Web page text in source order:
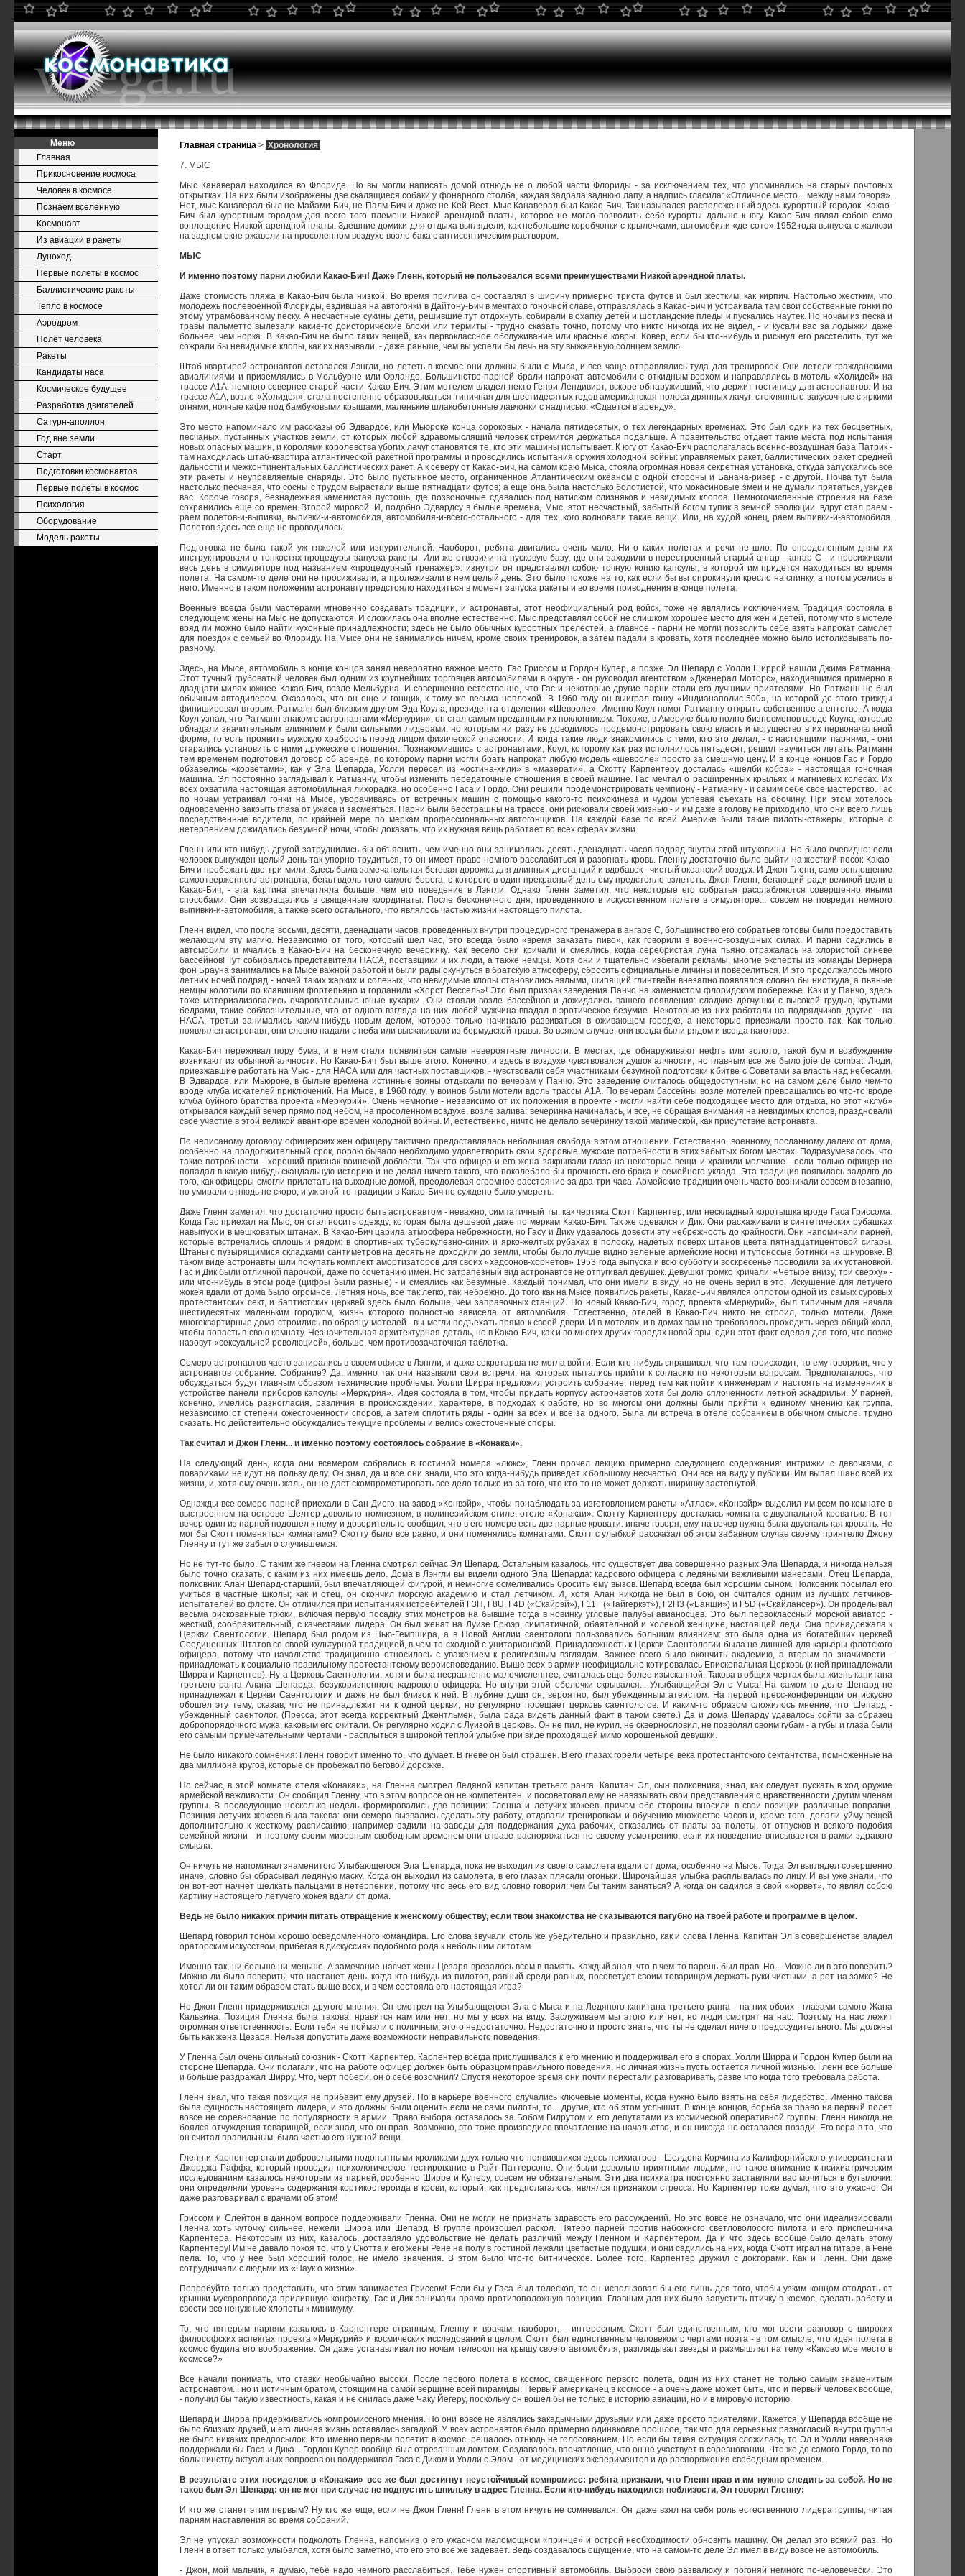
Меню
Главная
Прикосновение космоса
Человек в космосе
Познаем вселенную
Космонавт
Из авиации в ракеты
Луноход
Первые полеты в космос
Баллистические ракеты
Тепло в космосе
Аэродром
Полёт человека
Ракеты
Кандидаты наса
Космическое будущее
Разработка двигателей
Сатурн-аполлон
Год вне земли
Старт
Подготовки космонавтов
Первые полеты в космос
Психология
Оборудование
Модель ракеты
Главная страница > Хронология
7. МЫС
Мыс Канаверал находился во Флориде. Но вы могли написать домой отнюдь не о любой части Флориды - за исключением тех, что упоминались на старых почтовых
открытках. На них были изображены две скалящиеся собаки у фонарного столба, каждая задрала заднюю лапу, а надпись гласила: «Отличное место... между нами говоря».
Нет, мыс Канаверал был не Майами-Бич, не Палм-Бич и даже не Кей-Вест. Мыс Канаверал был Какао-Бич. Так назывался расположенный здесь курортный городок. Какао-
Бич был курортным городом для всего того племени Низкой арендной платы, которое не могло позволить себе курорты дальше к югу. Какао-Бич являл собою само
воплощение Низкой арендной платы. Здешние домики для отдыха выглядели, как небольшие коробчонки с крылечками; автомобили «де сото» 1952 года выпуска с жалюзи
на заднем окне ржавели на просоленном воздухе возле бака с антисептическим раствором.
МЫС
И именно поэтому парни любили Какао-Бич! Даже Гленн, который не пользовался всеми преимуществами Низкой арендной платы.
Даже стоимость пляжа в Какао-Бич была низкой. Во время прилива он составлял в ширину примерно триста футов и был жестким, как кирпич. Настолько жестким, что
молодежь послевоенной Флориды, ездившая на автогонки в Дайтону-Бич в мечтах о гоночной славе, отправлялась в Какао-Бич и устраивала там свои собственные гонки по
этому утрамбованному песку. А несчастные сукины дети, решившие тут отдохнуть, собирали в охапку детей и шотландские пледы и пускались наутек. По ночам из песка и
травы пальметто вылезали какие-то доисторические блохи или термиты - трудно сказать точно, потому что никто никогда их не видел, - и кусали вас за лодыжки даже
больнее, чем норка. В Какао-Бич не было таких вещей, как первоклассное обслуживание или красные ковры. Ковер, если бы кто-нибудь и рискнул его расстелить, тут же
сожрали бы невидимые клопы, как их называли, - даже раньше, чем вы успели бы лечь на эту выжженную солнцем землю.
Штаб-квартирой астронавтов оставался Лэнгли, но лететь в космос они должны были с Мыса, и все чаще отправлялись туда для тренировок. Они летели гражданскими
авиалиниями и приземлялись в Мельбурне или Орландо. Большинство парней брали напрокат автомобили с откидным верхом и направлялись в мотель «Холидей» на
трассе А1А, немного севернее старой части Какао-Бич. Этим мотелем владел некто Генри Лендивирт, вскоре обнаруживший, что держит гостиницу для астронавтов. И на
трассе А1А, возле «Холидея», стала постепенно образовываться типичная для шестидесятых годов американская полоса дрянных лачуг: стеклянные закусочные с яркими
огнями, ночные кафе под бамбуковыми крышами, маленькие шлакобетонные лавчонки с надписью: «Сдается в аренду».
Это место напоминало им рассказы об Эдвардсе, или Мьюроке конца сороковых - начала пятидесятых, о тех легендарных временах. Это был один из тех бесцветных,
песчаных, пустынных участков земли, от которых любой здравомыслящий человек стремится держаться подальше. А правительство отдает такие места под испытания
новых опасных машин, и королями королевства убогих лачуг становятся те, кто эти машины испытывает. К югу от Какао-Бич располагалась военно-воздушная база Патрик -
там находилась штаб-квартира атлантической ракетной программы и проводились испытания оружия холодной войны: управляемых ракет, баллистических ракет средней
дальности и межконтинентальных баллистических ракет. А к северу от Какао-Бич, на самом краю Мыса, стояла огромная новая секретная установка, откуда запускались все
эти ракеты и неуправляемые снаряды. Это было пустынное место, ограниченное Атлантическим океаном с одной стороны и Банана-ривер - с другой. Почва тут была
настолько песчаная, что сосны с трудом вырастали выше пятнадцати футов; а еще она была настолько болотистой, что мокасиновые змеи и не думали прятаться, увидев
вас. Короче говоря, безнадежная каменистая пустошь, где позвоночные сдавались под натиском слизняков и невидимых клопов. Немногочисленные строения на базе
сохранились еще со времен Второй мировой. И, подобно Эдвардсу в былые времена, Мыс, этот несчастный, забытый богом тупик в земной эволюции, вдруг стал раем -
раем полетов-и-выпивки, выпивки-и-автомобиля, автомобиля-и-всего-остального - для тех, кого волновали такие вещи. Или, на худой конец, раем выпивки-и-автомобиля.
Полетов здесь все еще не проводилось.
Подготовка не была такой уж тяжелой или изнурительной. Наоборот, ребята двигались очень мало. Ни о каких полетах и речи не шло. По определенным дням их
инструктировали о тонкостях процедуры запуска ракеты. Или же отвозили на пусковую базу, где они заходили в перестроенный старый ангар - ангар С - и просиживали
весь день в симуляторе под названием «процедурный тренажер»: изнутри он представлял собою точную копию капсулы, в которой им придется находиться во время
полета. На самом-то деле они не просиживали, а пролеживали в нем целый день. Это было похоже на то, как если бы вы опрокинули кресло на спинку, а потом уселись в
него. Именно в таком положении астронавту предстояло находиться в момент запуска ракеты и во время приводнения в конце полета.
Военные всегда были мастерами мгновенно создавать традиции, и астронавты, этот неофициальный род войск, тоже не являлись исключением. Традиция состояла в
следующем: жены на Мыс не допускаются. И сложилась она вполне естественно. Мыс представлял собой не слишком хорошее место для жен и детей, потому что в мотеле
вряд ли можно было найти кухонные принадлежности; здесь не было обычных курортных прелестей, а главное - парни не могли позволить себе взять напрокат самолет
для поездок с семьей во Флориду. На Мысе они не занимались ничем, кроме своих тренировок, а затем падали в кровать, хотя последнее можно было истолковывать по-
разному.
Здесь, на Мысе, автомобиль в конце концов занял невероятно важное место. Гас Гриссом и Гордон Купер, а позже Эл Шепард с Уолли Ширрой нашли Джима Ратманна.
Этот тучный грубоватый человек был одним из крупнейших торговцев автомобилями в округе - он руководил агентством «Дженерал Моторс», находившимся примерно в
двадцати милях южнее Какао-Бич, возле Мельбурна. И совершенно естественно, что Гас и некоторые другие парни стали его лучшими приятелями. Но Ратманн не был
обычным автодилером. Оказалось, что он еще и гонщик, к тому же весьма неплохой. В 1960 году он выиграл гонку «Индианаполис-500», на которой до этого трижды
финишировал вторым. Ратманн был близким другом Эда Коула, президента отделения «Шевроле». Именно Коул помог Ратманну открыть собственное агентство. А когда
Коул узнал, что Ратманн знаком с астронавтами «Меркурия», он стал самым преданным их поклонником. Похоже, в Америке было полно бизнесменов вроде Коула, которые
обладали значительным влиянием и были сильными лидерами, но которым ни разу не доводилось продемонстрировать свою власть и могущество в их первоначальной
форме, то есть проявить мужскую храбрость перед лицом физической опасности. И когда такие люди знакомились с теми, кто это делал, - с настоящими парнями, - они
старались установить с ними дружеские отношения. Познакомившись с астронавтами, Коул, которому как раз исполнилось пятьдесят, решил научиться летать. Ратманн
тем временем подготовил договор об аренде, по которому парни могли брать напрокат любую модель «шевроле» просто за смешную цену. И в конце концов Гас и Гордо
обзавелись «корветами», как у Эла Шепарда, Уолли пересел из «остина-хили» в «мазерати», а Скотту Карпентеру досталась «шелби кобра» - настоящая гоночная
машина. Эл постоянно заглядывал к Ратманну, чтобы изменить передаточные отношения в своей машине. Гас мечтал о расширенных крыльях и магниевых колесах. Их
всех охватила настоящая автомобильная лихорадка, но особенно Гаса и Гордо. Они решили продемонстрировать чемпиону - Ратманну - и самим себе свое мастерство. Гас
по ночам устраивал гонки на Мысе, уворачиваясь от встречных машин с помощью какого-то психокинеза и чудом успевая съехать на обочину. При этом хотелось
одновременно закрыть глаза от ужаса и засмеяться. Парни были бесстрашны на трассе, они рисковали своей жизнью - и им даже в голову не приходило, что они всего лишь
посредственные водители, по крайней мере по меркам профессиональных автогонщиков. На каждой базе по всей Америке были такие пилоты-стажеры, которые с
нетерпением дожидались безумной ночи, чтобы доказать, что их нужная вещь работает во всех сферах жизни.
Гленн или кто-нибудь другой затруднились бы объяснить, чем именно они занимались десять-двенадцать часов подряд внутри этой штуковины. Но было очевидно: если
человек вынужден целый день так упорно трудиться, то он имеет право немного расслабиться и разогнать кровь. Гленну достаточно было выйти на жесткий песок Какао-
Бич и пробежать две-три мили. Здесь была замечательная беговая дорожка для длинных дистанций и вдобавок - чистый океанский воздух. И Джон Гленн, само воплощение
самоотверженного астронавта, бегал вдоль того самого берега, с которого в один прекрасный день ему предстояло взлететь. Джон Гленн, бегающий ради великой цели в
Какао-Бич, - эта картина впечатляла больше, чем его поведение в Лэнгли. Однако Гленн заметил, что некоторые его собратья расслабляются совершенно иными
способами. Они возвращались в священные координаты. После бесконечного дня, проведенного в искусственном полете в симуляторе... совсем не повредит немного
выпивки-и-автомобиля, а также всего остального, что являлось частью жизни настоящего пилота.
Гленн видел, что после восьми, десяти, двенадцати часов, проведенных внутри процедурного тренажера в ангаре С, большинство его собратьев готовы были предоставить
желающим эту магию. Независимо от того, который шел час, это всегда было «время заказать пиво», как говорили в военно-воздушных силах. И парни садились в
автомобили и мчались в Какао-Бич на бесконечную вечеринку. Как весело они кричали и смеялись, когда серебристая луна пьяно отражалась на хлористой синеве
бассейнов! Тут собирались представители НАСА, поставщики и их люди, а также немцы. Хотя они и тщательно избегали рекламы, многие эксперты из команды Вернера
фон Брауна занимались на Мысе важной работой и были рады окунуться в братскую атмосферу, сбросить официальные личины и повеселиться. И это продолжалось много
летних ночей подряд - ночей таких жарких и соленых, что невидимые клопы становились вялыми, шипящий глинтвейн внезапно появлялся словно бы ниоткуда, а пьяные
немцы колотили по клавишам фортепьяно и горланили «Хорст Вессель»! Это был призрак заведения Панчо на каменистом флоридском побережье. Как и у Панчо, здесь
тоже материализовались очаровательные юные кухарки. Они стояли возле бассейнов и дожидались вашего появления: сладкие девчушки с высокой грудью, крутыми
бедрами, такие соблазнительные, что от одного взгляда на них любой мужчина впадал в эротическое безумие. Некоторые из них работали на подрядчиков, другие - на
НАСА, третьи занимались каким-нибудь новым делом, которое только начинало развиваться в оживающем городке, а некоторые приезжали просто так. Как только
появлялся астронавт, они словно падали с неба или выскакивали из бермудской травы. Во всяком случае, они всегда были рядом и всегда наготове.
Какао-Бич переживал пору бума, и в нем стали появляться самые невероятные личности. В местах, где обнаруживают нефть или золото, такой бум и возбуждение
возникают из обычной алчности. Но Какао-Бич был выше этого. Конечно, и здесь в воздухе чувствовался душок алчности, но главным все же было joie de combat. Люди,
приезжавшие работать на Мыс - для НАСА или для частных поставщиков, - чувствовали себя участниками безумной подготовки к битве с Советами за власть над небесами.
В Эдвардсе, или Мьюроке, в былые времена истинные воины отдыхали по вечерам у Панчо. Это заведение считалось общедоступным, но на самом деле было чем-то
вроде клуба искателей приключений. На Мысе, в 1960 году, у воинов были мотели вдоль трассы А1А. По вечерам бассейны возле мотелей превращались во что-то вроде
клуба буйного братства проекта «Меркурий». Очень немногие - независимо от их положения в проекте - могли найти себе подходящее место для отдыха, но этот «клуб»
открывался каждый вечер прямо под небом, на просоленном воздухе, возле залива; вечеринка начиналась, и все, не обращая внимания на невидимых клопов, праздновали
свое участие в этой великой авантюре времен холодной войны. И, естественно, ничто не делало вечеринку такой магической, как присутствие астронавта.
По неписаному договору офицерских жен офицеру тактично предоставлялась небольшая свобода в этом отношении. Естественно, военному, посланному далеко от дома,
особенно на продолжительный срок, порою бывало необходимо удовлетворить свои здоровые мужские потребности в этих забытых богом местах. Подразумевалось, что
такие потребности - хороший признак воинской доблести. Так что офицер и его жена закрывали глаза на некоторые вещи и хранили молчание - если только офицер не
попадал в какую-нибудь скандальную историю и не делал ничего такого, что поколебало бы прочность его брака и семейного уклада. Эта традиция появилась задолго до
того, как офицеры смогли прилетать на выходные домой, преодолевая огромное расстояние за два-три часа. Армейские традиции очень часто возникали совсем внезапно,
но умирали отнюдь не скоро, и уж этой-то традиции в Какао-Бич не суждено было умереть.
Даже Гленн заметил, что достаточно просто быть астронавтом - неважно, симпатичный ты, как чертяка Скотт Карпентер, или нескладный коротышка вроде Гаса Гриссома.
Когда Гас приехал на Мыс, он стал носить одежду, которая была дешевой даже по меркам Какао-Бич. Так же одевался и Дик. Они расхаживали в синтетических рубашках
навыпуск и в мешковатых штанах. В Какао-Бич царила атмосфера небрежности, но Гасу и Дику удавалось довести эту небрежность до крайности. Они напоминали парней,
которые встречались сплошь и рядом: в спортивных туберкулезно-синих и ярко-желтых рубахах в полоску, надетых поверх штанов цвета пятнадцатицентовой сигары.
Штаны с пузырящимися складками сантиметров на десять не доходили до земли, чтобы было лучше видно зеленые армейские носки и тупоносые ботинки на шнуровке. В
таком виде астронавты шли покупать комплект амортизаторов для своих «хадсонов-хорнетов» 1953 года выпуска и всю субботу и воскресенье проводили за их установкой.
Гас и Дик были отличной парочкой, даже по сочетанию имен. Но затрапезный вид астронавтов не отпугивал девушек. Девушки громко кричали: «Четыре внизу, три сверху» -
или что-нибудь в этом роде (цифры были разные) - и смеялись как безумные. Каждый понимал, что они имели в виду, но не очень верил в это. Искушение для летучего
жокея вдали от дома было огромное. Летняя ночь, все так легко, так небрежно. До того как на Мысе появились ракеты, Какао-Бич являлся оплотом одной из самых суровых
протестантских сект, и баптистских церквей здесь было больше, чем заправочных станций. Но новый Какао-Бич, город проекта «Меркурий», был типичным для начала
шестидесятых маленьким городком, жизнь которого полностью зависела от автомобиля. Естественно, отелей в Какао-Бич никто не строил, только мотели. Даже
многоквартирные дома строились по образцу мотелей - вы могли подъехать прямо к своей двери. И в мотелях, и в домах вам не требовалось проходить через общий холл,
чтобы попасть в свою комнату. Незначительная архитектурная деталь, но в Какао-Бич, как и во многих других городах новой эры, один этот факт сделал для того, что позже
назовут «сексуальной революцией», больше, чем противозачаточная таблетка.
Семеро астронавтов часто запирались в своем офисе в Лэнгли, и даже секретарша не могла войти. Если кто-нибудь спрашивал, что там происходит, то ему говорили, что у
астронавтов собрание. Собрание? Да, именно так они называли свои встречи, на которых пытались прийти к согласию по некоторым вопросам. Предполагалось, что
обсуждаться будут главным образом технические проблемы. Уолли Ширра предложил устроить собрание, перед тем как пойти к инженерам и настоять на изменениях в
устройстве панели приборов капсулы «Меркурия». Идея состояла в том, чтобы придать корпусу астронавтов хотя бы долю сплоченности летной эскадрильи. У парней,
конечно, имелись разногласия, различия в происхождении, характере, в подходах к работе, но во многом они должны были прийти к единому мнению как группа,
независимо от степени ожесточенности споров, а затем сплотить ряды - один за всех и все за одного. Была ли встреча в отеле собранием в обычном смысле, трудно
сказать. Но действительно обсуждались текущие проблемы и велись ожесточенные споры.
Так считал и Джон Гленн... и именно поэтому состоялось собрание в «Конакаи».
На следующий день, когда они всемером собрались в гостиной номера «люкс», Гленн прочел лекцию примерно следующего содержания: интрижки с девочками, с
поварихами не идут на пользу делу. Он знал, да и все они знали, что это когда-нибудь приведет к большому несчастью. Они все на виду у публики. Им выпал шанс всей их
жизни, и, хотя ему очень жаль, он не даст скомпрометировать все дело только из-за того, что кто-то не может держать ширинку застегнутой.
Однажды все семеро парней приехали в Сан-Диего, на завод «Конвэйр», чтобы понаблюдать за изготовлением ракеты «Атлас». «Конвэйр» выделил им всем по комнате в
выстроенном на острове Шелтер довольно помпезном, в полинезийском стиле, отеле «Конакаи». Скотту Карпентеру досталась комната с двуспальной кроватью. В тот
вечер один из парней подошел к нему и доверительно сообщил, что в его номере есть две парные кровати: иначе говоря, ему на вечер нужна была двуспальная кровать. Не
мог бы Скотт поменяться комнатами? Скотту было все равно, и они поменялись комнатами. Скотт с улыбкой рассказал об этом забавном случае своему приятелю Джону
Гленну и тут же забыл о случившемся.
Но не тут-то было. С таким же гневом на Гленна смотрел сейчас Эл Шепард. Остальным казалось, что существует два совершенно разных Эла Шепарда, и никогда нельзя
было точно сказать, с каким из них имеешь дело. Дома в Лэнгли вы видели одного Эла Шепарда: кадрового офицера с ледяными вежливыми манерами. Отец Шепарда,
полковник Алан Шепард-старший, был впечатляющей фигурой, и немногие осмеливались бросить ему вызов. Шепард всегда был хорошим сыном. Полковник посылал его
учиться в частные школы; как и отец, он окончил морскую академию и стал летчиком. И, хотя Алан никогда не был в бою, он считался одним из лучших летчиков-
испытателей во флоте. Он отличился при испытаниях истребителей F3H, F8U, F4D («Скайрэй»), F11F («Тайгеркэт»), F2H3 («Банши») и F5D («Скайлансер»). Он проделывал
весьма рискованные трюки, включая первую посадку этих монстров на бывшие тогда в новинку угловые палубы авианосцев. Это был первоклассный морской авиатор -
жесткий, сообразительный, с качествами лидера. Он был женат на Луизе Брюэр, симпатичной, обаятельной и холеной женщине, настоящей леди. Она принадлежала к
Церкви Саентологии. Шепард был родом из Нью-Гемпшира, а в Новой Англии саентологи пользовались большим влиянием: это была одна из богатейших церквей
Соединенных Штатов со своей культурной традицией, в чем-то сходной с унитарианской. Принадлежность к Церкви Саентологии была не лишней для карьеры флотского
офицера, потому что начальство традиционно относилось с уважением к религиозным взглядам. Важнее всего было окончить академию, а вторым по значимости -
принадлежать к социально правильному протестантскому вероисповеданию. Выше всех в армии неофициально котировалась Епископальная Церковь (к ней принадлежали
Ширра и Карпентер). Ну а Церковь Саентологии, хотя и была несравненно малочисленнее, считалась еще более изысканной. Такова в общих чертах была жизнь капитана
третьего ранга Алана Шепарда, безукоризненного кадрового офицера. Но внутри этой оболочки скрывался... Улыбающийся Эл с Мыса! На самом-то деле Шепард не
принадлежал к Церкви Саентологии и даже не был близок к ней. В глубине души он, вероятно, был убежденным атеистом. На первой пресс-конференции он искусно
обошел эту тему, сказав, что не принадлежит ни к одной церкви, но регулярно посещает церковь саентологов. И каким-то образом сложилось мнение, что Шепард -
убежденный саентолог. (Пресса, этот всегда корректный Джентльмен, была рада видеть данный факт в таком свете.) Да и дома Шепарду удавалось сойти за образец
добропорядочного мужа, каковым его считали. Он регулярно ходил с Луизой в церковь. Он не пил, не курил, не сквернословил, не позволял своим губам - а губы и глаза были
его самыми примечательными чертами - расплыться в широкой теплой улыбке при виде проходящей мимо хорошенькой девушки.
Не было никакого сомнения: Гленн говорит именно то, что думает. В гневе он был страшен. В его глазах горели четыре века протестантского сектантства, помноженные на
два миллиона кругов, которые он пробежал по беговой дорожке.
Но сейчас, в этой комнате отеля «Конакаи», на Гленна смотрел Ледяной капитан третьего ранга. Капитан Эл, сын полковника, знал, как следует пускать в ход оружие
армейской вежливости. Он сообщил Гленну, что в этом вопросе он не компетентен, и посоветовал ему не навязывать свои представления о нравственности другим членам
группы. В последующие несколько недель формировались две позиции: Гленна и летучих жокеев, причем обе стороны вносили в свои позиции различные поправки.
Позиция летучих жокеев была такова: они семеро вызвались сделать эту работу, отдавали тренировкам и обучению множество часов и, кроме того, делали уйму вещей
дополнительно к жесткому расписанию, например ездили на заводы для поддержания духа рабочих, отказались от платы за полеты, от отпусков и всякого подобия
семейной жизни - и поэтому своим мизерным свободным временем они вправе распоряжаться по своему усмотрению, если их поведение вписывается в рамки здравого
смысла.
Он ничуть не напоминал знаменитого Улыбающегося Эла Шепарда, пока не выходил из своего самолета вдали от дома, особенно на Мысе. Тогда Эл выглядел совершенно
иначе, словно бы сбрасывал ледяную маску. Когда он выходил из самолета, в его глазах плясали огоньки. Широчайшая улыбка расплывалась по лицу. И вы уже знали, что
он вот-вот начнет щелкать пальцами в нетерпении, потому что весь его вид словно говорил: чем бы таким заняться? А когда он садился в свой «корвет», то являл собою
картину настоящего летучего жокея вдали от дома.
Ведь не было никаких причин питать отвращение к женскому обществу, если твои знакомства не сказываются пагубно на твоей работе и программе в целом.
Шепард говорил тоном хорошо осведомленного командира. Его слова звучали столь же убедительно и правильно, как и слова Гленна. Капитан Эл в совершенстве владел
ораторским искусством, прибегая в дискуссиях подобного рода к небольшим литотам.
Именно так, ни больше ни меньше. А замечание насчет жены Цезаря врезалось всем в память. Каждый знал, что в чем-то парень был прав. Но... Можно ли в это поверить?
Можно ли было поверить, что настанет день, когда кто-нибудь из пилотов, равный среди равных, посоветует своим товарищам держать руки чистыми, а рот на замке? Не
хотел ли он таким образом стать выше всех, и в чем состояла его настоящая игра?
Но Джон Гленн придерживался другого мнения. Он смотрел на Улыбающегося Эла с Мыса и на Ледяного капитана третьего ранга - на них обоих - глазами самого Жана
Кальвина. Позиция Гленна была такова: нравится нам или нет, но мы у всех на виду. Заслуживаем мы этого или нет, но люди смотрят на нас. Поэтому на нас лежит
огромная ответственность. Если тебя не поймали с поличным, этого недостаточно. Недостаточно и просто знать, что ты не сделал ничего предосудительного. Мы должны
быть как жена Цезаря. Нельзя допустить даже возможности неправильного поведения.
У Гленна был очень сильный союзник - Скотт Карпентер. Карпентер всегда прислушивался к его мнению и поддерживал его в спорах. Уолли Ширра и Гордон Купер были на
стороне Шепарда. Они полагали, что на работе офицер должен быть образцом правильного поведения, но личная жизнь пусть остается личной жизнью. Гленн все больше
и больше раздражал Ширру. Что, черт побери, он о себе возомнил? Спустя некоторое время они почти перестали разговаривать, разве что когда того требовала работа.
Гленн знал, что такая позиция не прибавит ему друзей. Но в карьере военного случались ключевые моменты, когда нужно было взять на себя лидерство. Именно такова
была сущность настоящего лидера, и это должны были оценить если не сами пилоты, то... другие, кто об этом услышит. В конце концов, борьба за право на первый полет
вовсе не соревнование по популярности в армии. Право выбора оставалось за Бобом Гилрутом и его депутатами из космической оперативной группы. Гленн никогда не
боялся отчуждения товарищей, если знал, что он прав. Возможно, это тоже производило впечатление на начальство, и он никогда не оставался позади. Его вера в то, что
он считал правильным, была частью его нужной вещи.
Гленн и Карпентер стали добровольными подопытными кроликами двух только что появившихся здесь психиатров - Шелдона Корчина из Калифорнийского университета и
Джорджа Раффа, который проводил психологическое тестирование в Райт-Паттерсоне. Они были довольно приятными людьми, но такое внимание к психиатрическим
исследованиям казалось некоторым из парней, особенно Ширре и Куперу, совсем не обязательным. Эти два психиатра постоянно заставляли вас мочиться в бутылочки:
они определяли уровень содержания кортикостероида в крови, который, как предполагалось, являлся признаком стресса. Но Карпентер тоже думал, что это ужасно. Он
даже разговаривал с врачами об этом!
Гриссом и Слейтон в данном вопросе поддерживали Гленна. Они не могли не признать здравость его рассуждений. Но это вовсе не означало, что они идеализировали
Гленна хоть чуточку сильнее, нежели Ширра или Шепард. В группе произошел раскол. Пятеро парней против набожного светловолосого пилота и его приспешника
Карпентера. Некоторым из них, казалось, доставляло удовольствие не делать различий между Гленном и Карпентером. Да и что здесь вообще было делать этому
Карпентеру! Им не давало покоя то, что у Скотта и его жены Рене на полу в гостиной лежали цветастые подушки, и они садились на них, когда Скотт играл на гитаре, а Рене
пела. То, что у нее был хороший голос, не имело значения. В этом было что-то битническое. Более того, Карпентер дружил с докторами. Как и Гленн. Они даже
сотрудничали с людьми из «Наук о жизни».
Попробуйте только представить, что этим занимается Гриссом! Если бы у Гаса был телескоп, то он использовал бы его лишь для того, чтобы узким концом отодрать от
крышки мусоропровода прилипшую конфетку. Гас и Дик занимали прямо противоположную позицию. Главным для них было запустить птичку в космос, сделать работу и
свести все ненужные хлопоты к минимуму.
То, что пятерым парням казалось в Карпентере странным, Гленну и врачам, наоборот, - интересным. Скотт был единственным, кто мог вести разговор о широких
философских аспектах проекта «Меркурий» и космических исследований в целом. Скотт был единственным человеком с чертами поэта - в том смысле, что идея полета в
космос будила его воображение. Он даже устанавливал по ночам телескоп на крышу своего автомобиля, разглядывал звезды и размышлял на тему «Каково мое место в
космосе?»
Все начали понимать, что ставки необычайно высоки. После первого полета в космос, священного первого полета, один из них станет не только самым знаменитым
астронавтом... но и истинным братом, стоящим на самой вершине всей пирамиды. Первый американец в космосе - а очень даже может быть, что и первый человек вообще,
- получил бы такую известность, какая и не снилась даже Чаку Йегеру, поскольку он вошел бы не только в историю авиации, но и в мировую историю.
Шепард и Ширра придерживались компромиссного мнения. Но они вовсе не являлись закадычными друзьями или даже просто приятелями. Кажется, у Шепарда вообще не
было близких друзей, и его личная жизнь оставалась загадкой. У всех астронавтов было примерно одинаковое прошлое, так что для серьезных разногласий внутри группы
не было никаких предпосылок. Кто именно первым полетит в космос, решалось отнюдь не голосованием. Но если бы такая ситуация сложилась, то Эл и Уолли наверняка
поддержали бы Гаса и Дика... Гордон Купер вообще был отрезанным ломтем. Создавалось впечатление, что он не участвует в соревновании. Что же до самого Гордо, то по
большинству актуальных вопросов он поддерживал Гаса с Диком и Уолли с Элом - от медицинских экспериментов и до распоряжения свободным временем.
В результате этих посиделок в «Конакаи» все же был достигнут неустойчивый компромисс: ребята признали, что Гленн прав и им нужно следить за собой. Но не
таков был Эл Шепард: он не мог при случае не подпустить шпильку в адрес Гленна. Если кто-нибудь находился поблизости, Эл говорил Гленну:
И кто же станет этим первым? Ну кто же еще, если не Джон Гленн! Гленн в этом ничуть не сомневался. Он даже взял на себя роль естественного лидера группы, читая
парням наставления во время собраний.
Эл не упускал возможности подколоть Гленна, напомнив о его ужасном маломощном «принце» и острой необходимости обновить машину. Он делал это всякий раз. Но
Гленн в ответ только улыбался, хотя было заметно, что его это все же задевает. Ведь создавалось ощущение, что на самом-то деле Эл имел в виду вовсе не автомобиль.
- Джон, мой мальчик, я думаю, тебе надо немного расслабиться. Тебе нужен спортивный автомобиль. Выброси свою развалюху и погоняй немного по-человечески. Это